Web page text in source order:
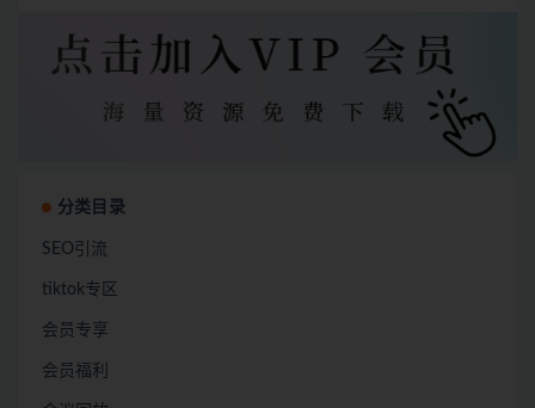
分类目录
SEO引流
tiktok专区
会员专享
会员福利